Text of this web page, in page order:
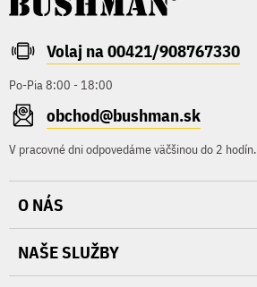
Volaj na 00421/908767330
Po-Pia 8:00 - 18:00
obchod@bushman.sk
V pracovné dni odpovedáme väčšinou do 2 hodín.
O NÁS
NAŠE SLUŽBY